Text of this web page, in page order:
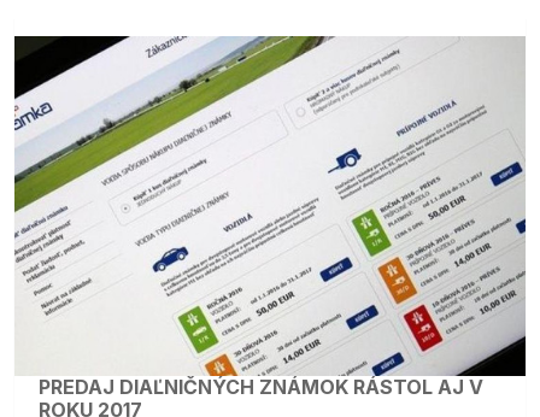
PREDAJ DIAĽNIČNÝCH ZNÁMOK RÁSTOL AJ V
ROKU 2017